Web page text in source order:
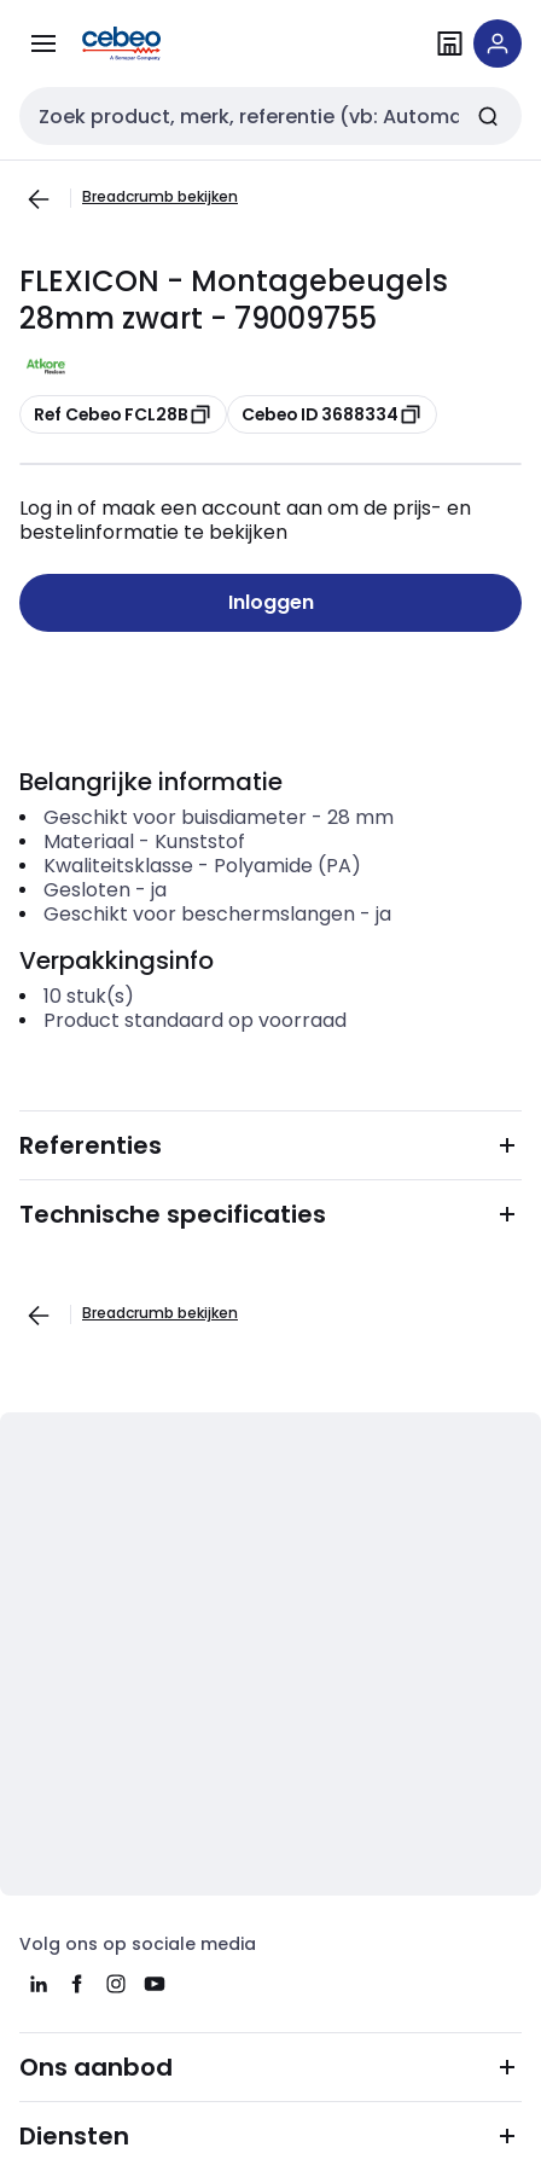
naar
naar
Zoekveld invoer
Breadcrumb bekijken
FLEXICON - Montagebeugels
28mm zwart - 79009755
Kopiëren
Ref Cebeo FCL28B Kopiëren
Cebeo ID 3688334
Log in of maak een account aan om de prijs- en
bestelinformatie te bekijken
Inloggen
Belangrijke informatie
Geschikt voor buisdiameter- 28 mm
Materiaal- Kunststof
Kwaliteitsklasse - Polyamide (PA)
Gesloten- ja
Geschikt voor beschermslangen- ja
Verpakkingsinfo
10 stuk(s)
Product standaard op voorraad
Referenties
Technische specificaties
Breadcrumb bekijken
Volg ons op sociale media
Ons aanbod
Diensten